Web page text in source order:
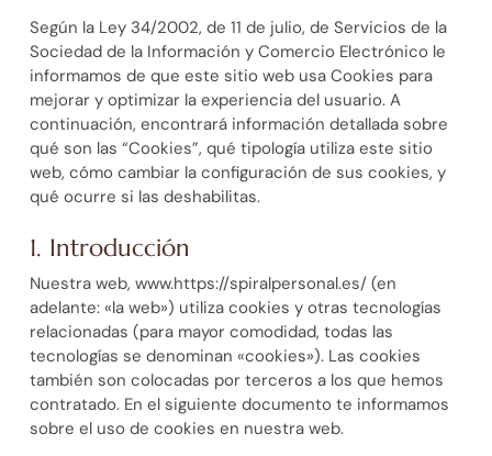
Según la Ley 34/2002, de 11 de julio, de Servicios de la
Sociedad de la Información y Comercio Electrónico le
informamos de que este sitio web usa Cookies para
mejorar y optimizar la experiencia del usuario. A
continuación, encontrará información detallada sobre
qué son las “Cookies”, qué tipología utiliza este sitio
web, cómo cambiar la configuración de sus cookies, y
qué ocurre si las deshabilitas.
1. Introducción
Nuestra web, www.https://spiralpersonal.es/ (en
adelante: «la web») utiliza cookies y otras tecnologías
relacionadas (para mayor comodidad, todas las
tecnologías se denominan «cookies»). Las cookies
también son colocadas por terceros a los que hemos
contratado. En el siguiente documento te informamos
sobre el uso de cookies en nuestra web.